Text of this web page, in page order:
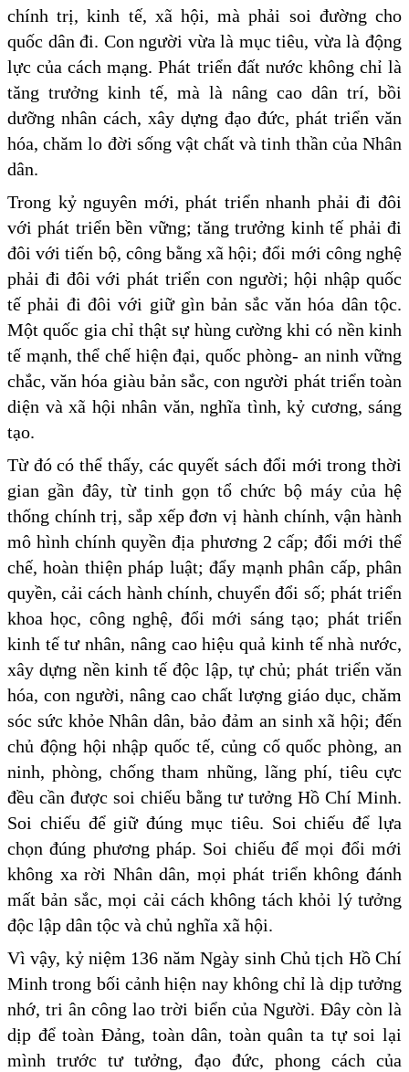
chính trị, kinh tế, xã hội, mà phải soi đường cho
quốc dân đi. Con người vừa là mục tiêu, vừa là động
lực của cách mạng. Phát triển đất nước không chỉ là
tăng trưởng kinh tế, mà là nâng cao dân trí, bồi
dưỡng nhân cách, xây dựng đạo đức, phát triển văn
hóa, chăm lo đời sống vật chất và tinh thần của Nhân
dân.
Trong kỷ nguyên mới, phát triển nhanh phải đi đôi
với phát triển bền vững; tăng trưởng kinh tế phải đi
đôi với tiến bộ, công bằng xã hội; đổi mới công nghệ
phải đi đôi với phát triển con người; hội nhập quốc
tế phải đi đôi với giữ gìn bản sắc văn hóa dân tộc.
Một quốc gia chỉ thật sự hùng cường khi có nền kinh
tế mạnh, thể chế hiện đại, quốc phòng- an ninh vững
chắc, văn hóa giàu bản sắc, con người phát triển toàn
diện và xã hội nhân văn, nghĩa tình, kỷ cương, sáng
tạo.
Từ đó có thể thấy, các quyết sách đổi mới trong thời
gian gần đây, từ tinh gọn tổ chức bộ máy của hệ
thống chính trị, sắp xếp đơn vị hành chính, vận hành
mô hình chính quyền địa phương 2 cấp; đổi mới thể
chế, hoàn thiện pháp luật; đẩy mạnh phân cấp, phân
quyền, cải cách hành chính, chuyển đổi số; phát triển
khoa học, công nghệ, đổi mới sáng tạo; phát triển
kinh tế tư nhân, nâng cao hiệu quả kinh tế nhà nước,
xây dựng nền kinh tế độc lập, tự chủ; phát triển văn
hóa, con người, nâng cao chất lượng giáo dục, chăm
sóc sức khỏe Nhân dân, bảo đảm an sinh xã hội; đến
chủ động hội nhập quốc tế, củng cố quốc phòng, an
ninh, phòng, chống tham nhũng, lãng phí, tiêu cực
đều cần được soi chiếu bằng tư tưởng Hồ Chí Minh.
Soi chiếu để giữ đúng mục tiêu. Soi chiếu để lựa
chọn đúng phương pháp. Soi chiếu để mọi đổi mới
không xa rời Nhân dân, mọi phát triển không đánh
mất bản sắc, mọi cải cách không tách khỏi lý tưởng
độc lập dân tộc và chủ nghĩa xã hội.
Vì vậy, kỷ niệm 136 năm Ngày sinh Chủ tịch Hồ Chí
Minh trong bối cảnh hiện nay không chỉ là dịp tưởng
nhớ, tri ân công lao trời biển của Người. Đây còn là
dịp để toàn Đảng, toàn dân, toàn quân ta tự soi lại
mình trước tư tưởng, đạo đức, phong cách của